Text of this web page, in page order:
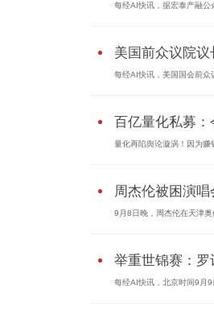
每经AI快讯，据宏泰产融
美国前众议院
每经AI快讯，美国国会前
百亿量化私募：
量化再陷舆论漩涡！因为赚
周杰伦被困演
9月8日晚，周杰伦在天津奥
举重世锦赛：
每经AI快讯，北京时间9月